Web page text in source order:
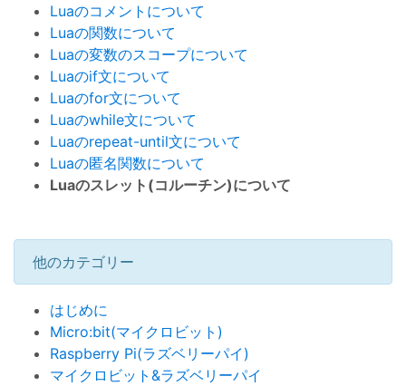
Luaのコメントについて
Luaの関数について
Luaの変数のスコープについて
Luaのif文について
Luaのfor文について
Luaのwhile文について
Luaのrepeat-until文について
Luaの匿名関数について
Luaのスレット(コルーチン)について
他のカテゴリー
はじめに
Micro:bit(マイクロビット)
Raspberry Pi(ラズベリーパイ)
マイクロビット&ラズベリーパイ